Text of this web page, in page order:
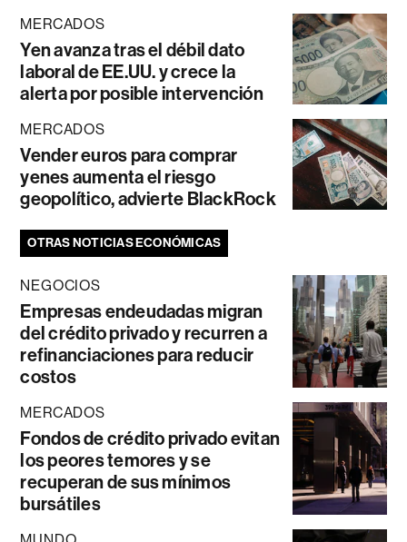
MERCADOS
Yen avanza tras el débil dato
laboral de EE.UU. y crece la
alerta por posible intervención
MERCADOS
Vender euros para comprar
yenes aumenta el riesgo
geopolítico, advierte BlackRock
OTRAS NOTICIAS ECONÓMICAS
NEGOCIOS
Empresas endeudadas migran
del crédito privado y recurren a
refinanciaciones para reducir
costos
MERCADOS
Fondos de crédito privado evitan
los peores temores y se
recuperan de sus mínimos
bursátiles